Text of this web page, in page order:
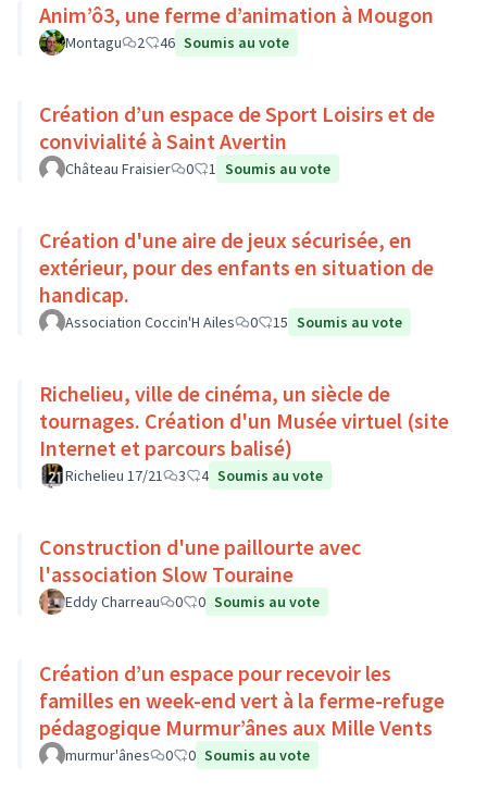
Anim’ô3, une ferme d’animation à Mougon
Montagu 2 46 Soumis au vote
Création d’un espace de Sport Loisirs et de
convivialité à Saint Avertin
Château Fraisier 0 1 Soumis au vote
Création d'une aire de jeux sécurisée, en
extérieur, pour des enfants en situation de
handicap.
Association Coccin'H Ailes 0 15 Soumis au vote
Richelieu, ville de cinéma, un siècle de
tournages. Création d'un Musée virtuel (site
Internet et parcours balisé)
Richelieu 17/21 3 4 Soumis au vote
Construction d'une paillourte avec
l'association Slow Touraine
Eddy Charreau 0 0 Soumis au vote
Création d’un espace pour recevoir les
familles en week-end vert à la ferme-refuge
pédagogique Murmur’ânes aux Mille Vents
murmur'ânes 0 0 Soumis au vote